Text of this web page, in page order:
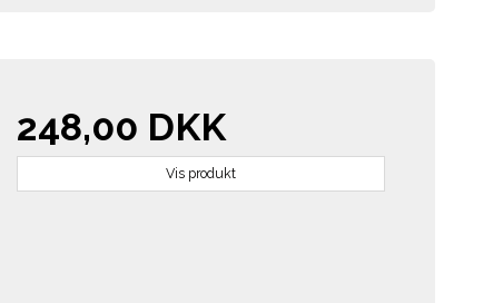
248,00 DKK
Vis produkt